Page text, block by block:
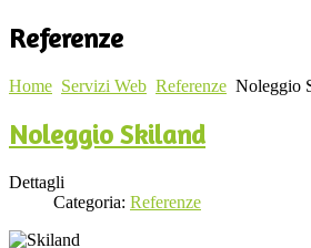
Referenze
Home Servizi Web Referenze Noleggio
Noleggio Skiland
Dettagli
Categoria: Referenze